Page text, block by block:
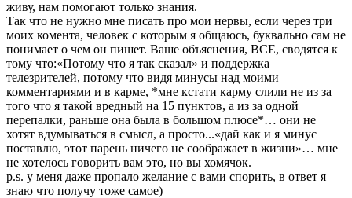
живу, нам помогают только знания.
Так что не нужно мне писать про мои нервы, если через три
моих комента, человек с которым я общаюсь, буквально сам не
понимает о чем он пишет. Ваше объяснения, ВСЕ, сводятся к
тому что:«Потому что я так сказал» и поддержка
телезрителей, потому что видя минусы над моими
комментариями и в карме, *мне кстати карму слили не из за
того что я такой вредный на 15 пунктов, а из за одной
перепалки, раньше она была в большом плюсе*… они не
хотят вдумываться в смысл, а просто...«дай как и я минус
поставлю, этот парень ничего не соображает в жизни»… мне
не хотелось говорить вам это, но вы хомячок.
p.s. у меня даже пропало желание с вами спорить, в ответ я
знаю что получу тоже самое)